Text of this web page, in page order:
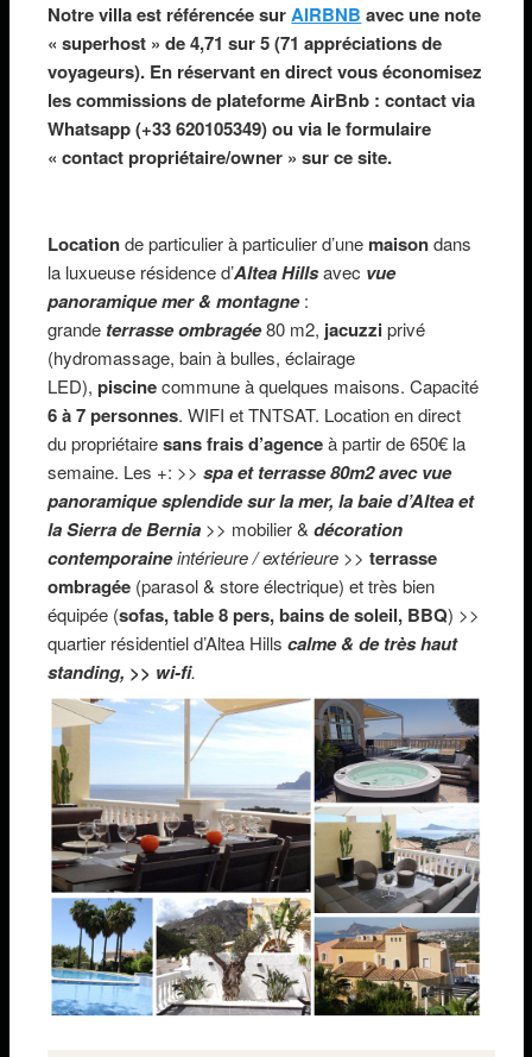
Notre villa est référencée surAIRBNB avec une note
« superhost » de 4,71 sur 5 (71 appréciations de
voyageurs). En réservant en direct vous économisez
les commissions de plateforme AirBnb : contact via
Whatsapp (+33 620105349) ou via le formulaire
« contact propriétaire/owner » sur ce site.
Locationde particulier à particulier d’une maisondans
la luxueuse résidence d’Altea Hillsavec vue
panoramique mer& montagne:
grande terrasseombragée80 m2, jacuzziprivé
(hydromassage, bain à bulles, éclairage
LED),piscinecommune à quelques maisons. Capacité
6 à 7 personnes. WIFI et TNTSAT. Location en direct
du propriétairesans frais d’agenceà partir de 650€ la
semaine. Les +: >>spa et terrasse 80m2 avec vue
panoramique splendide sur la mer, la baie d’Altea et
la Sierra de Bernia >> mobilier &décoration
contemporaineintérieure / extérieure >> terrasse
ombragée (parasol & store électrique) et très bien
équipée (sofas, table 8 pers, bains de soleil, BBQ) >>
quartier résidentiel d’Altea Hillscalme & de très haut
standing, >> wi-fi.